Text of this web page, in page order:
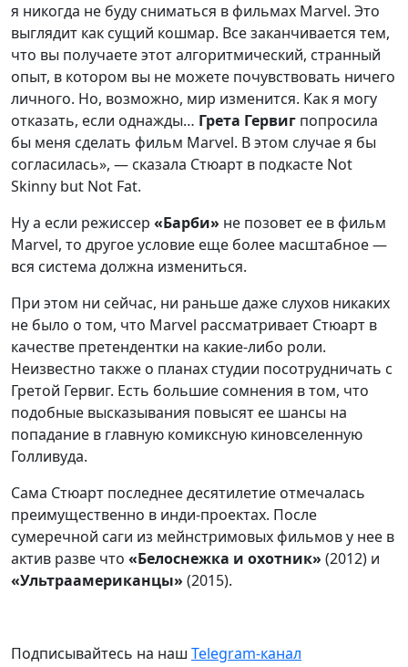
я никогда не буду сниматься в фильмах Marvel. Это
выглядит как сущий кошмар. Все заканчивается тем,
что вы получаете этот алгоритмический, странный
опыт, в котором вы не можете почувствовать ничего
личного. Но, возможно, мир изменится. Как я могу
отказать, если однажды… Грета Гервиг попросила
бы меня сделать фильм Marvel. В этом случае я бы
согласилась», — сказала Стюарт в подкасте Not
Skinny but Not Fat.
Ну а если режиссер «Барби» не позовет ее в фильм
Marvel, то другое условие еще более масштабное —
вся система должна измениться.
При этом ни сейчас, ни раньше даже слухов никаких
не было о том, что Marvel рассматривает Стюарт в
качестве претендентки на какие-либо роли.
Неизвестно также о планах студии посотрудничать с
Гретой Гервиг. Есть большие сомнения в том, что
подобные высказывания повысят ее шансы на
попадание в главную комиксную киновселенную
Голливуда.
Сама Стюарт последнее десятилетие отмечалась
преимущественно в инди-проектах. После
сумеречной саги из мейнстримовых фильмов у нее в
актив разве что «Белоснежка и охотник» (2012) и
«Ультраамериканцы» (2015).
Подписывайтесь на наш Telegram-канал